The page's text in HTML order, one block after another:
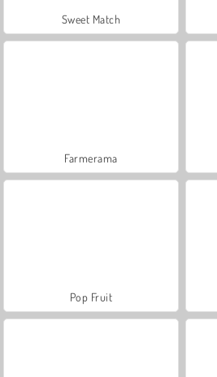
Sweet Match
Farmerama
Pop Fruit